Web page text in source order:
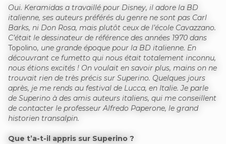
Oui. Keramidas a travaillé pour Disney, il adore la BD
italienne, ses auteurs préférés du genre ne sont pas Carl
Barks, ni Don Rosa, mais plutôt ceux de l’école Cavazzano.
C’était le dessinateur de référence des années 1970 dans
Topolino, une grande époque pour la BD italienne. En
découvrant ce fumetto qui nous était totalement inconnu,
nous étions excités ! On voulait en savoir plus, mains on ne
trouvait rien de très précis sur Superino. Quelques jours
après, je me rends au festival de Lucca, en Italie. Je parle
de Superino à des amis auteurs italiens, qui me conseillent
de contacter le professeur Alfredo Paperone, le grand
historien transalpin.
Que t’a-t-il appris sur Superino ?